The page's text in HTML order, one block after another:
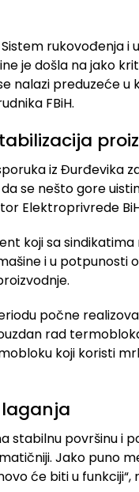
rukovođenja
je došla na jako
nalazi preduzeće u
FBiH.
iz Đurđevika
se nešto gore
Elektroprivrede
koji sa
i u potpunosti
počne
rad
koji koristi
stabilnu površinu i
Jako puno
će biti u funkciji“,